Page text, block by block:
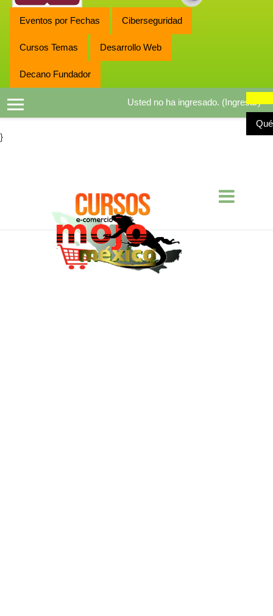
Eventos por Fechas Ciberseguridad
Cursos Temas Desarrollo Web
Decano Fundador
Pánel lateral Usted no ha ingresado. (Ingresar)
}